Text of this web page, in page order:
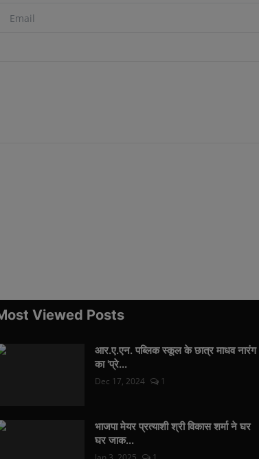
Viewed Posts
आर.ए.एन. पब्लिक स्कूल के छात्र माधव नारंग
का 'प्रे...
Dec 17, 2024 1
भाजपा मेयर प्रत्याशी श्री विकास शर्मा ने घर
घर जाक...